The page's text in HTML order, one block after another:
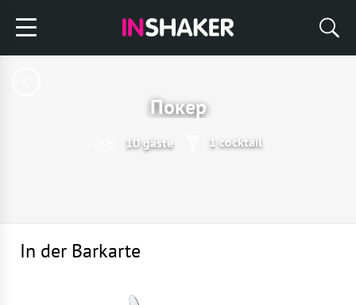
Покер
10 gäste 1 cocktail
In der Barkarte